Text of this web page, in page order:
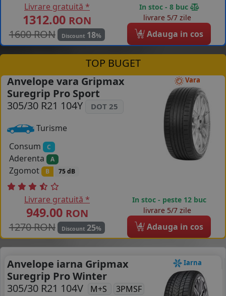
Livrare gratuită *
1312.00 RON
1600 RON
Discount 18%
In stoc - 8 buc
livrare 5/7 zile
4 Adauga in cos
TOP BUGET
Vara
Anvelope vara Gripmax
Suregrip Pro Sport
305/30 R21 104Y
DOT 25
Turisme
Consum
C
Aderenta A
Zgomot B 75 dB
Livrare gratuită *
949.00 RON
1270 RON
Discount 25%
In stoc - peste 12 buc
livrare 5/7 zile
4 Adauga in cos
Iarna
Anvelope iarna Gripmax
Suregrip Pro Winter
305/30 R21 104V
M+S
3PMSF